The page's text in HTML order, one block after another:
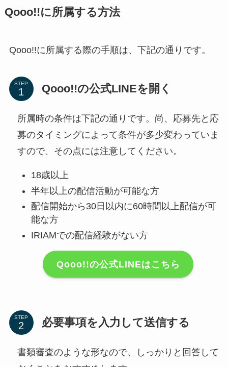
Qooo!!に所属する方法
Qooo!!に所属する際の手順は、下記の通りです。
STEP Qooo!!の公式LINEを開く
所属時の条件は下記の通りです。尚、応募先と応
募のタイミングによって条件が多少変わっていま
すので、その点には注意してください。
18歳以上
半年以上の配信活動が可能な方
配信開始から30日以内に60時間以上配信が可
能な方
IRIAMでの配信経験がない方
Qooo!!の公式LINEはこちら
STEP 必要事項を入力して送信する
書類審査のような形なので、しっかりと回答して